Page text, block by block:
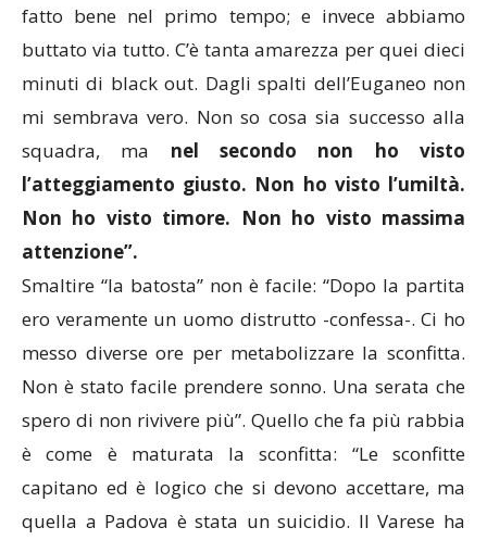
fatto bene nel primo tempo; e invece abbiamo
buttato via tutto. C’è tanta amarezza per quei dieci
minuti di black out. Dagli spalti dell’Euganeo non
mi sembrava vero. Non so cosa sia successo alla
squadra, ma nel secondo non ho visto
l’atteggiamento giusto. Non ho visto l’umiltà.
Non ho visto timore. Non ho visto massima
attenzione”.
Smaltire “la batosta” non è facile: “Dopo la partita
ero veramente un uomo distrutto -confessa-. Ci ho
messo diverse ore per metabolizzare la sconfitta.
Non è stato facile prendere sonno. Una serata che
spero di non rivivere più”. Quello che fa più rabbia
è come è maturata la sconfitta: “Le sconfitte
capitano ed è logico che si devono accettare, ma
quella a Padova è stata un suicidio. Il Varese ha